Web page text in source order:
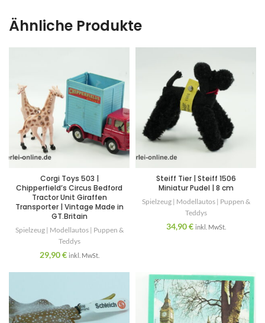
Ähnliche Produkte
Corgi Toys 503 |
Chipperfield’s Circus Bedford
Tractor Unit Giraffen
Transporter | Vintage Made in
GT.Britain
Spielzeug | Modellautos | Puppen &
Teddys
29,90€ inkl. MwSt.
Steiff Tier | Steiff 1506
Miniatur Pudel | 8 cm
Spielzeug | Modellautos | Puppen &
Teddys
34,90€ inkl. MwSt.